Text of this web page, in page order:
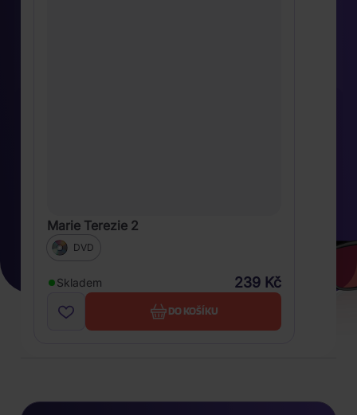
Marie Terezie 2
DVD
Skladem 239 Kč
DO KOŠÍKU